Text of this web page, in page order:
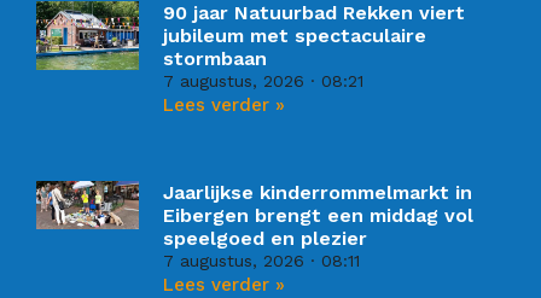
90 jaar Natuurbad Rekken viert
jubileum met spectaculaire
stormbaan
7 augustus, 2026 08:21
Lees verder »
Jaarlijkse kinderrommelmarkt in
Eibergen brengt een middag vol
speelgoed en plezier
7 augustus, 2026 08:11
Lees verder »